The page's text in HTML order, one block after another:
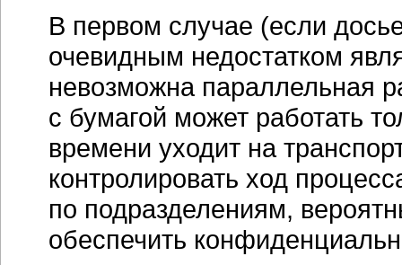
В первом случае (если
очевидным недостатком
невозможна параллельная
с бумагой может работать
времени уходит на
контролировать ход
по подразделениям,
обеспечить